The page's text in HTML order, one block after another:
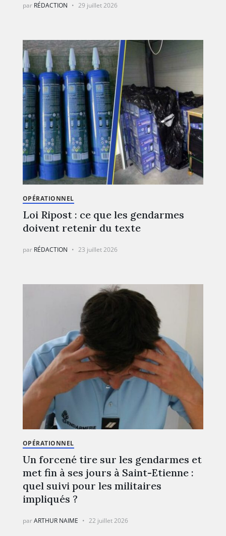
par RÉDACTION 29 juillet 2026
OPÉRATIONNEL
Loi Ripost : ce que les gendarmes
doivent retenir du texte
par RÉDACTION 23 juillet 2026
OPÉRATIONNEL
Un forcené tire sur les gendarmes et
met fin à ses jours à Saint-Etienne :
quel suivi pour les militaires
impliqués ?
parARTHUR NAIME 22 juillet 2026